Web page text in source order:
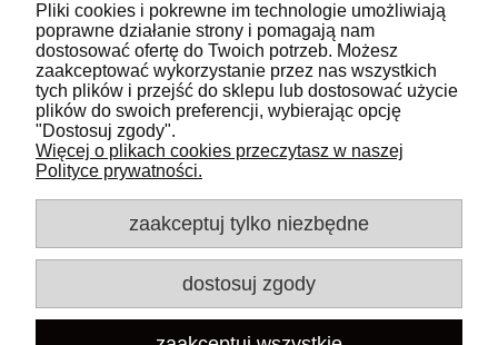
Pomoc
Moje konto
Płatności i dostawa
O nas
Adres:
Kontakt:
Pliki cookies i pokrewne im technologie umożliwiają
poprawne działanie strony i pomagają nam
dostosować ofertę do Twoich potrzeb. Możesz
zaakceptować wykorzystanie przez nas wszystkich
tych plików i przejść do sklepu lub dostosować użycie
plików do swoich preferencji, wybierając opcję
"Dostosuj zgody".
Więcej o plikach cookies przeczytasz w naszej
Polityce prywatności.
zaakceptuj tylko niezbędne
dostosuj zgody